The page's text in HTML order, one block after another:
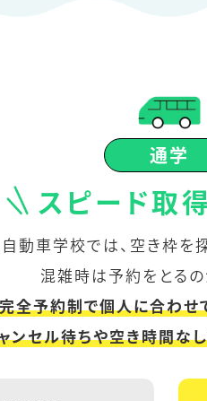
通学
スピード取
動車学校では、空き枠を
混雑時は予約をとる
完全予約制で個人に合わせ
ンセル待ちや空き時間な